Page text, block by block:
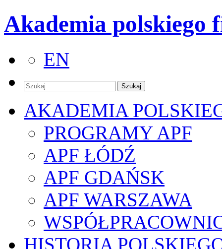
Akademia polskiego
EN
AKADEMIA
PROGRAMY APF
APF ŁÓDŹ
APF GDAŃSK
APF WARSZAWA
HISTORIA